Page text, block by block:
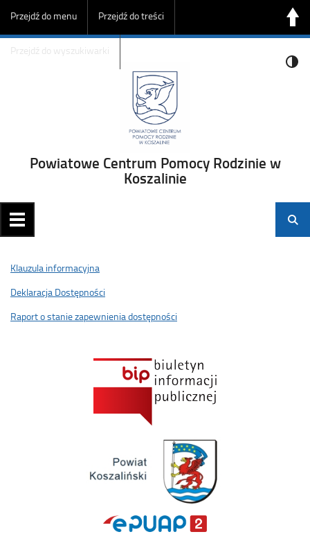
Przejdź do menu Przejdź do treści
Przejdź do wyszukiwarki
Powiatowe Centrum Pomocy Rodzinie w
Koszalinie
Klauzula informacyjna
Deklaracja Dostępności
Raport o stanie zapewnienia dostępności